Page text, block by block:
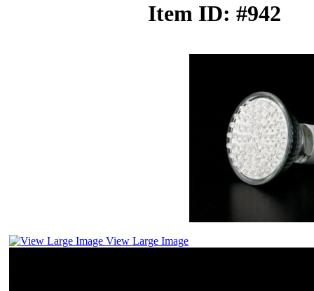
Item ID: #942
View Large Image